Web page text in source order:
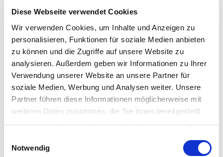
Diese Webseite verwendet Cookies
Wir verwenden Cookies, um Inhalte und Anzeigen zu
personalisieren, Funktionen für soziale Medien anbieten
zu können und die Zugriffe auf unsere Website zu
analysieren. Außerdem geben wir Informationen zu Ihrer
Verwendung unserer Website an unsere Partner für
soziale Medien, Werbung und Analysen weiter. Unsere
Partner führen diese Informationen möglicherweise mit
weiteren Daten zusammen, die Sie ihnen bereitgestellt
haben oder die sie im Rahmen Ihrer Nutzung der Dienste
Notwendig
Toevoegen
Spare: 15% Spare: 20%